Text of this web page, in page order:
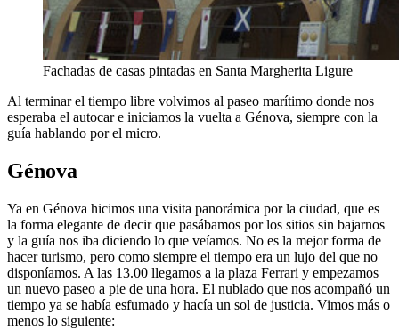
Fachadas de casas pintadas en Santa Margherita Ligure
Al terminar el tiempo libre volvimos al paseo marítimo donde nos
esperaba el autocar e iniciamos la vuelta a Génova, siempre con la
guía hablando por el micro.
Génova
Ya en Génova hicimos una visita panorámica por la ciudad, que es
la forma elegante de decir que pasábamos por los sitios sin bajarnos
y la guía nos iba diciendo lo que veíamos. No es la mejor forma de
hacer turismo, pero como siempre el tiempo era un lujo del que no
disponíamos. A las 13.00 llegamos a la plaza Ferrari y empezamos
un nuevo paseo a pie de una hora. El nublado que nos acompañó un
tiempo ya se había esfumado y hacía un sol de justicia. Vimos más o
menos lo siguiente: